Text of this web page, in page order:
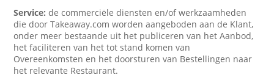
Service:de commerciële diensten en/of werkzaamheden
die door Takeaway.com worden aangeboden aan de Klant,
onder meer bestaande uit het publiceren van het Aanbod,
het faciliteren van het tot stand komen van
Overeenkomsten en het doorsturen van Bestellingen naar
het relevante Restaurant.